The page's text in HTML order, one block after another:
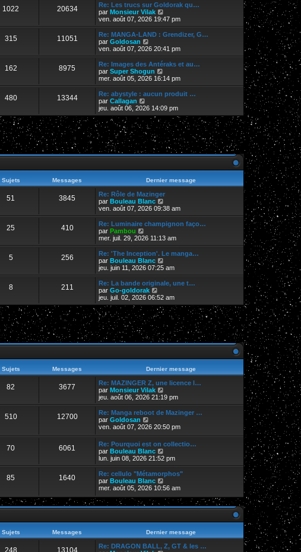
r
e
e
r
n
i
r
e
s
s
g
e
1022 20634
Re: Les trucs sur Goldorak qu…
par Monsieur Vilak
o
i
r
e
r
n
i
r
e
s
a
g
e
ven. août 07, 2026 19:47 pm
315 11051
Re: MANGA-LAND : Grendizer, G…
par Goldosan
o
i
r
l
e
r
n
i
e
r
m
e
s
g
ven. août 07, 2026 20:41 pm
162 8975
Re: Images des Antéraks et au…
par Super Shogun
o
i
r
l
e
e
r
n
i
e
r
e
s
a
g
e
mer. août 05, 2026 16:14 pm
480 13344
Re: abystyle : aucun produit …
par Callagan
o
i
l
e
e
r
i
e
r
m
e
s
s
a
g
e
jeu. août 06, 2026 14:09 pm
Sujets Messages Dernier message
51 3845
Re: Rôle de Mazinger
par Bouleau Blanc
o
i
r
e
r
r
e
s
g
e
ven. août 07, 2026 09:38 am
25 410
Re: Luminaire champignon faço…
par Pambou
o
i
r
l
e
r
n
i
m
s
s
g
e
mer. juil. 29, 2026 11:13 am
5 256
Re: 'The Inception'. Le manga…
par Bouleau Blanc
o
i
r
e
e
n
i
e
r
e
s
s
a
e
jeu. juin 11, 2026 07:25 am
8 211
Re: La bande originale, une t…
par Go-goldorak
o
i
r
l
d
e
r
i
e
r
m
e
s
s
a
e
jeu. juil. 02, 2026 06:52 am
Sujets Messages Dernier message
82 3677
Re: MAZINGER Z, une licence l…
par Monsieur Vilak
o
i
r
e
r
i
e
r
e
s
a
e
jeu. août 06, 2026 21:19 pm
510 12700
Re: Manga reboot de Mazinger …
par Goldosan
o
l
e
d
r
n
i
e
m
s
a
g
ven. août 07, 2026 20:50 pm
70 6061
Re: Pourquoi est on collectio…
par Bouleau Blanc
o
i
r
l
e
e
r
i
r
m
e
lun. juin 08, 2026 21:52 pm
85 1640
Re: cellulo "Métamorphos"
par Bouleau Blanc
o
r
l
d
e
r
n
mer. août 05, 2026 10:56 am
Sujets Messages Dernier message
248 13104
Re: DRAGON BALL, Z, GT & les …